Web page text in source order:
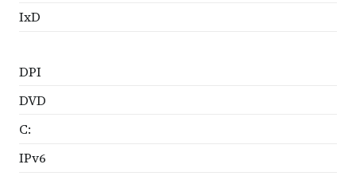
IxD
DPI
DVD
C:
IPv6